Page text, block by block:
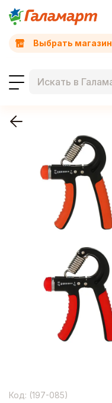
Выбрать магазин
Код: (197-085)